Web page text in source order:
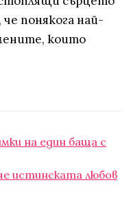
понякога най-
които
на един баща с
истинската любов